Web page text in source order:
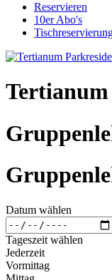
Reservieren
10er Abo's
Datum wählen
Tageszeit wählen
Jederzeit
Vormittag